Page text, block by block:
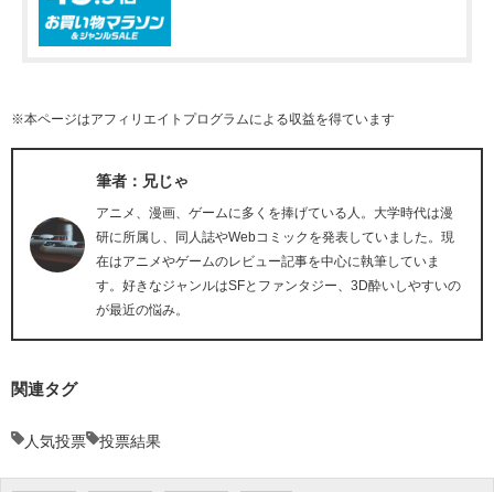
※本ページはアフィリエイトプログラムによる収益を得ています
筆者：兄じゃ
アニメ、漫画、ゲームに多くを捧げている人。大学時代は漫
研に所属し、同人誌やWebコミックを発表していました。現
在はアニメやゲームのレビュー記事を中心に執筆していま
す。好きなジャンルはSFとファンタジー、3D酔いしやすいの
が最近の悩み。
関連タグ
人気投票 投票結果